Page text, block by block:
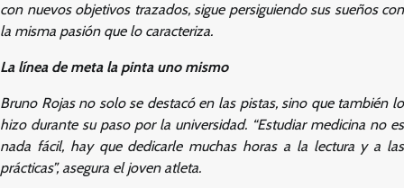
con nuevos objetivos trazados, sigue persiguiendo sus sueños con
la misma pasión que lo caracteriza.
La línea de meta la pinta uno mismo
Bruno Rojas no solo se destacó en las pistas, sino que también lo
hizo durante su paso por la universidad. “Estudiar medicina no es
nada fácil, hay que dedicarle muchas horas a la lectura y a las
prácticas”, asegura el joven atleta.